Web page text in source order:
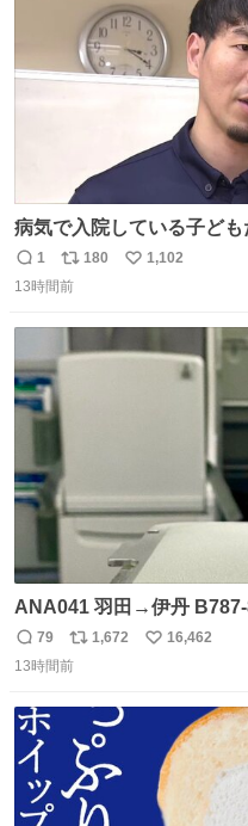
病気で入院している子ど
ボール・宇都宮ブレック
市の病院を訪問して交流し
返
信
1
リ
ポ
180
い
1,102
13時間前
ANA041 羽田→伊丹 B787-8 / JA818A 使
き 「安全に支障ない範囲
ります」と機長の気合い十
じられております」 でコ
ましたw
返
信
79
リ
ポ
数
1,672
い
16,462
13時間前